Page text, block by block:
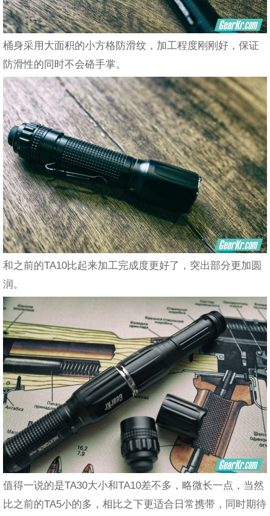
桶身采用大面积的小方格防滑纹，加工程度刚刚好，保证
防滑性的同时不会硌手掌。
和之前的TA10比起来加工完成度更好了，突出部分更加圆
润。
值得一说的是TA30大小和TA10差不多，略微长一点，当然
比之前的TA5小的多，相比之下更适合日常携带，同时期待